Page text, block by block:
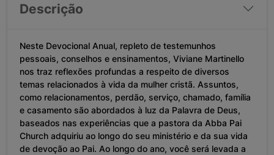
Descrição
Neste Devocional Anual, repleto de testemunhos
pessoais, conselhos e ensinamentos, Viviane Martinello
nos traz reflexões profundas a respeito de diversos
temas relacionados à vida da mulher cristã. Assuntos,
como relacionamentos, perdão, serviço, chamado, família
e casamento são abordados à luz da Palavra de Deus,
baseados nas experiências que a pastora da Abba Pai
Church adquiriu ao longo do seu ministério e da sua vida
de devoção ao Pai. Ao longo do ano, você será levada a